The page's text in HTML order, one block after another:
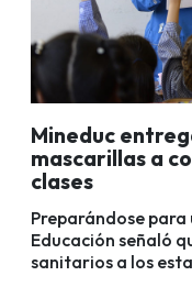
Mineduc
mascarillas a
clases
Preparándose para
Educación señaló
sanitarios a los